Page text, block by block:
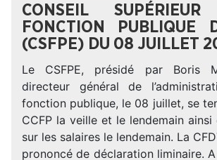
CONSEIL
FONCTION PUBLIQUE
(CSFPE) DU 08 JUILLET
Le CSFPE, présidé par Boris
directeur général de
fonction publique, le 08 juillet, se
CCFP la veille et le lendemain ainsi
sur les salaires le lendemain. La
prononcé de déclaration liminaire.